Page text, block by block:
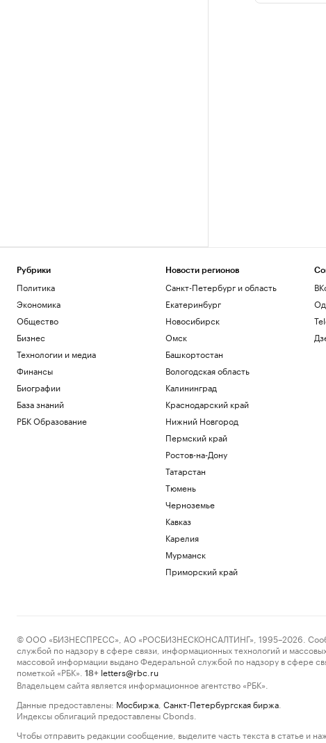
Рубрики
Политика
Экономика
Общество
Бизнес
Технологии и медиа
Финансы
Биографии
База знаний
РБК Образование
Новости регионов
Санкт-Петербург и область
Екатеринбург
Новосибирск
Омск
Башкортостан
Вологодская область
Калининград
Краснодарский край
Нижний Новгород
Пермский край
Ростов-на-Дону
Татарстан
Тюмень
Черноземье
Кавказ
Карелия
Мурманск
Приморский край
© ООО «БИЗНЕСПРЕСС», АО «РОСБИЗНЕСКОНСАЛТИНГ», 1995–2026.
службой по надзору в сфере связи, информационных технологий и
массовой информации выдано Федеральной службой по надзору в сфере
пометкой «РБК».
18+ letters@rbc.ru
Владельцем сайта является информационное агентство «РБК».
Данные предоставлены: Мосбиржа Санкт-Петербургская биржа
Индексы облигаций предоставлены Cbonds.
Чтобы отправить редакции сообщение, выделите часть текста в статье и